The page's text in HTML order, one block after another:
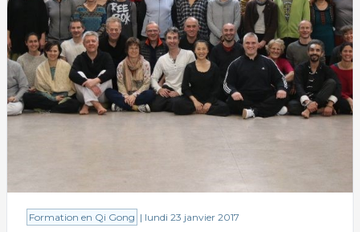
Formation en Qi Gong | lundi 23 janvier 2017